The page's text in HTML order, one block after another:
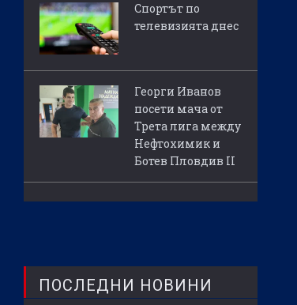
Спортът по
телевизията днес
Георги Иванов
посети мача от
Трета лига между
Нефтохимик и
Ботев Пловдив II
ПОСЛЕДНИ НОВИНИ